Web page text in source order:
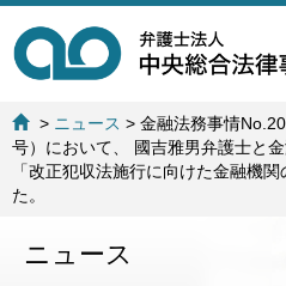
> ニュース >金融法務事情
号）において、 國吉雅男弁護士と
「改正犯収法施行に向けた金融機
た。
ニュース